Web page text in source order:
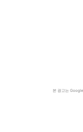
본 광고는